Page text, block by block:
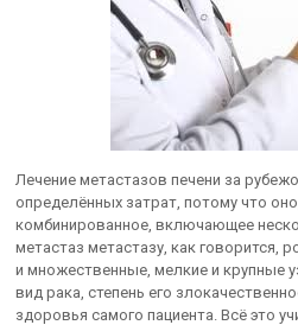
Лечение метастазов печени за
определённых затрат, потому что
комбинированное, включающее
метастаз метастазу, как говорится,
и множественные, мелкие и крупные
вид рака, степень его
здоровья самого пациента. Всё это